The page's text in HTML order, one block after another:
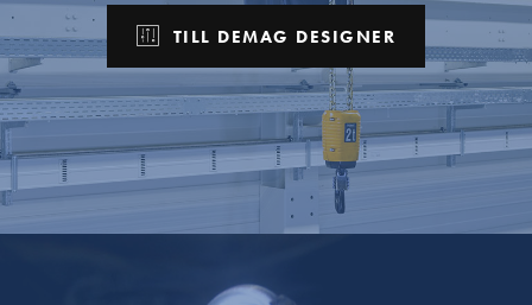
TILL DEMAG DESIGNER